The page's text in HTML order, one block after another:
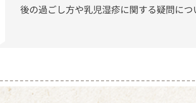
後の過ごし方や乳児湿疹に関する疑問につ